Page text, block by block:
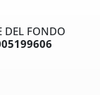
DEL FONDO